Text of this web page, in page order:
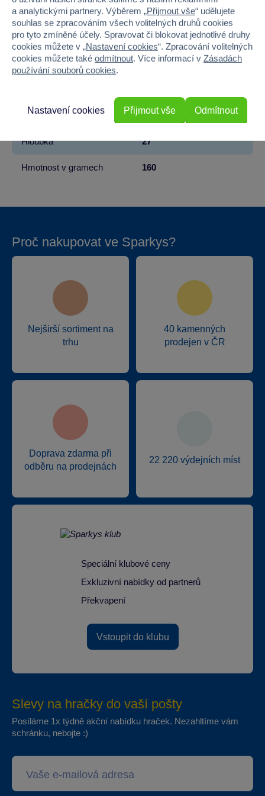
Věk od 18 měsíců
Pohlaví KLUK
Barva MODRÁ
Výška 17
Hloubka 27
Hmotnost v gramech 160
Proč nakupovat ve Sparkys?
Nejširší sortiment na
trhu
40 kamenných
prodejen v ČR
Doprava zdarma při
odběru na prodejnách
22 220 výdejních míst
Speciální klubové ceny
Exkluzivní nabídky od partnerů
Překvapení
Vstoupit do klubu
Slevy na hračky do vaší pošty
Posíláme 1x týdně akční nabídku hraček. Nezahltíme vám
schránku, nebojte :)
a analytickými partnery. Výběrem „Přijmout vše“ udělujete
souhlas se zpracováním všech volitelných druhů cookies
pro tyto zmíněné účely. Spravovat či blokovat jednotlivé druhy
cookies můžete v „Nastavení cookies“. Zpracování volitelných
cookies můžete také odmítnout. Více informací v Zásadách
používání souborů cookies.
Odmítnout
Nastavení cookies Přijmout vše